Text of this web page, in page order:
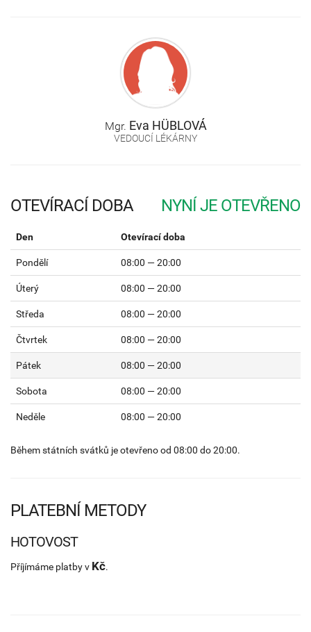
Mgr. Eva HÜBLOVÁ
VEDOUCÍ LÉKÁRNY
OTEVÍRACÍ DOBA
Den Otevírací doba
Pondělí 08:00 — 20:00
Úterý 08:00 — 20:00
Středa 08:00 — 20:00
Čtvrtek 08:00 — 20:00
Pátek 08:00 — 20:00
Sobota 08:00 — 20:00
Neděle 08:00 — 20:00
Během státních svátků je otevřeno od 08:00 do 20:00.
PLATEBNÍ METODY
HOTOVOST
Příjímáme platby v Kč.